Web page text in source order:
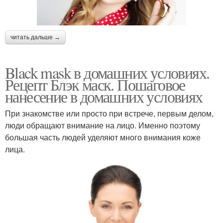
читать дальше →
Black mask в домашних условиях.
Рецепт Блэк маск. Пошаговое
нанесение в домашних условиях
При знакомстве или просто при встрече, первым делом,
люди обращают внимание на лицо. Именно поэтому
большая часть людей уделяют много внимания коже
лица.